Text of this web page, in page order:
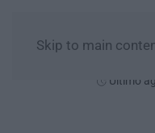
Skip to main
Ultimo